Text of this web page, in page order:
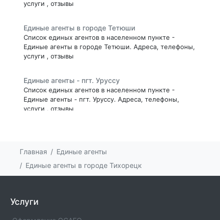
услуги , отзывы
Единые агенты в городе Тетюши
Список единых агентов в населенном пункте -
Единые агенты в городе Тетюши. Адреса, телефоны,
услуги , отзывы
Единые агенты - пгт. Уруссу
Список единых агентов в населенном пункте -
Единые агенты - пгт. Уруссу. Адреса, телефоны,
услуги , отзывы
Единые агенты - с. Сарманово. Адреса, телефоны,
услуги , отзывы
Единые агенты - Б. САБЫ. Адреса, телефоны, услуги ,
Главная
Единые агенты
Единые агенты в городе Тихорецк
Услуги